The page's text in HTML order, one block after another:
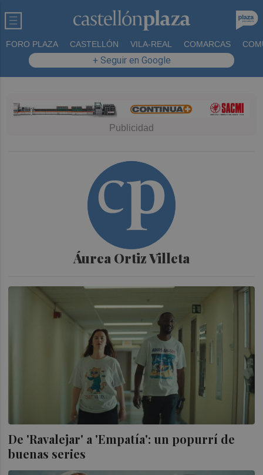
FORO PLAZA CASTELLÓN VILA-REAL COMARCAS
+ Seguir en Google
Áurea Ortiz Villeta
De 'Ravalejar' a 'Empatía': un popurrí de
buenas series